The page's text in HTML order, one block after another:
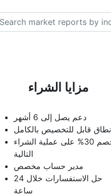
مزايا الشراء
دعم يصل إلى 6 أشهر
نطاق قابل للتخصيص بالكامل
خصم 30% على عملية الشراء
التالية
مدير حساب مخصص
حل الاستفسارات خلال 24
ساعة